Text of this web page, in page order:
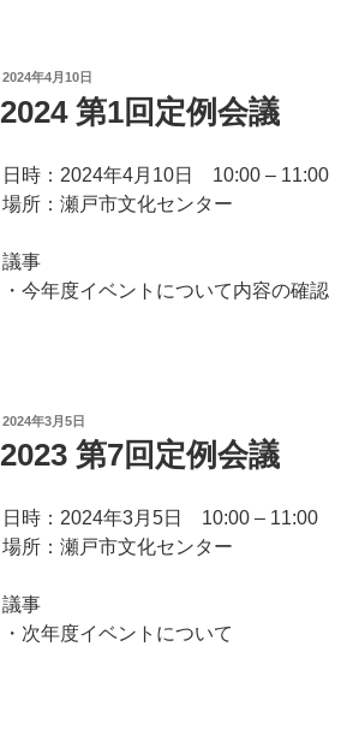
投
日:
2024年4月10日
2024 第1回定例会議
日時：2024年4月10日 10:00 – 11:00
場所：瀬戸市文化センター
議事
・今年度イベントについて内容の確認
投
日:
2024年3月5日
2023 第7回定例会議
日時：2024年3月5日 10:00 – 11:00
場所：瀬戸市文化センター
議事
・次年度イベントについて